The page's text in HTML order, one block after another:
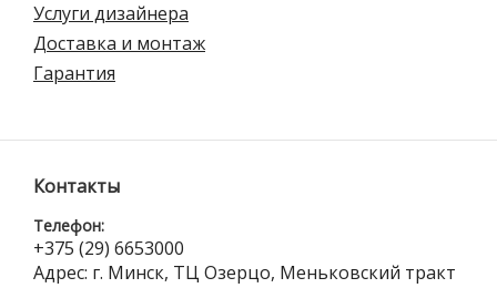
Услуги дизайнера
Доставка и монтаж
Гарантия
Контакты
Телефон:
+375 (29) 6653000
Адрес: г. Минск, ТЦ Озерцо, Меньковский тракт